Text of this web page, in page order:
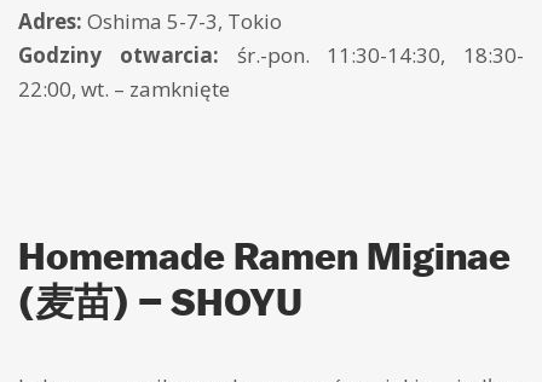
Adres: Oshima 5-7-3, Tokio
Godziny otwarcia: śr.-pon. 11:30-14:30, 18:30-
22:00, wt. – zamknięte
Homemade Ramen Miginae
(麦苗) – SHOYU